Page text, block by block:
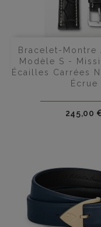
Bracelet-
Modèle S -
Écailles Carrées
Écrue
Prix
245,00